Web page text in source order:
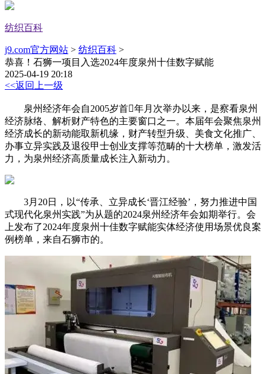
纺织百科
j9.com官方网站 > 纺织百科 >
恭喜！石狮一项目入选2024年度泉州十佳数字赋能
2025-04-19 20:18
<<返回上一级
泉州经济年会自2005岁首年月次举办以来，是察看泉州
经济脉络、解析财产特色的主要窗口之一。本届年会聚焦泉州
经济成长的新动能取新机缘，财产转型升级、美食文化推广、
办事立异实践及退役甲士创业支撑等范畴的十大榜单，激发活
力，为泉州经济高质量成长注入新动力。
3月20日，以“传承、立异成长‘晋江经验’，努力推进中国
式现代化泉州实践”为从题的2024泉州经济年会如期举行。会
上发布了2024年度泉州十佳数字赋能实体经济使用场景优良案
例榜单，来自石狮市的。